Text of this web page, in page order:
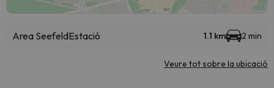
Area SeefeldEstació 1.1 km 2 min
Veure tot sobre la ubicació